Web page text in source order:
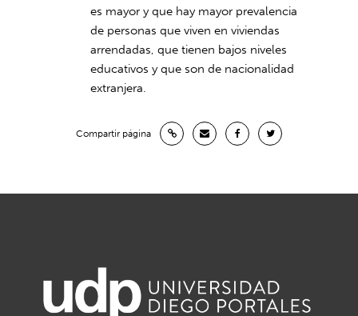
es mayor y que hay mayor prevalencia
de personas que viven en viviendas
arrendadas, que tienen bajos niveles
educativos y que son de nacionalidad
extranjera.
Compartir página